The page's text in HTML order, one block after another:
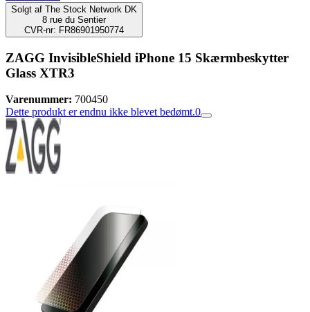
Solgt af The Stock Network DK
8 rue du Sentier
CVR-nr: FR86901950774
ZAGG InvisibleShield iPhone 15 Skærmbeskytter
Glass XTR3
Varenummer: 700450
Dette produkt er endnu ikke blevet bedømt.0